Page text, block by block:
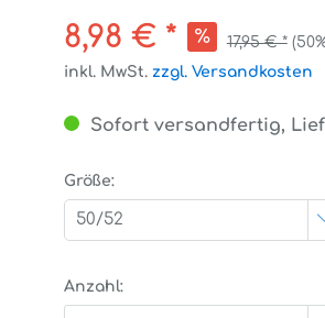
8,98 € * 17,95 € *
inkl. MwSt. zzgl. Versandkosten
Sofort versandfertig,
Größe:
50/52
Anzahl: